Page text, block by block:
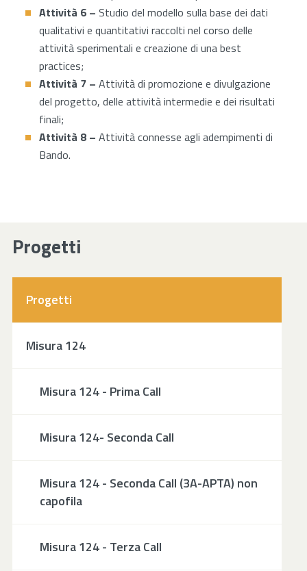
Attività 6 – Studio del modello sulla base dei dati
qualitativi e quantitativi raccolti nel corso delle
attività sperimentali e creazione di una best
practices;
Attività 7 – Attività di promozione e divulgazione
del progetto, delle attività intermedie e dei risultati
finali;
Attività 8 – Attività connesse agli adempimenti di
Bando.
Progetti
Progetti
Misura 124
Misura 124 - Prima Call
Misura 124- Seconda Call
Misura 124 - Seconda Call (3A-APTA) non
capofila
Misura 124 - Terza Call